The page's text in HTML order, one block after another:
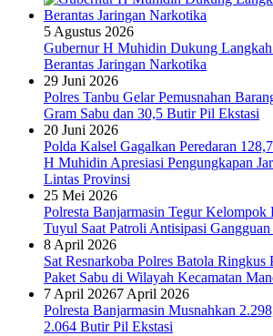
5 Agustus 2026
Gubernur H Muhidin Dukung Langkah
Berantas Jaringan Narkotika
29 Juni 2026
Polres Tanbu Gelar Pemusnahan
Gram Sabu dan 30,5 Butir Pil Ekstasi
20 Juni 2026
Polda Kalsel Gagalkan Peredaran
H Muhidin Apresiasi Pengungkapan
Lintas Provinsi
25 Mei 2026
Polresta Banjarmasin Tegur Kelompok
Tuyul Saat Patroli Antisipasi
8 April 2026
Sat Resnarkoba Polres Batola Ringkus
Paket Sabu di Wilayah Kecamatan
7 April 20267 April 2026
Polresta Banjarmasin Musnahkan
2.064 Butir Pil Ekstasi